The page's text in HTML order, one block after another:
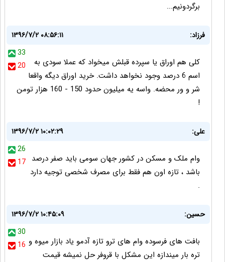
برگردونیم...
فرزاد:
۱۳۹۶/۷/۲ ۰۸:۵۶:۱۱
33
20
کلی هم اوراق یا سپرده قبلش میخواد که عملا سودی به
اسم 6 درصد وجود نخواهد داشت. خرید اوراق دیگه واقعا
شر و ور محضه. واسه یه میلیون حدود 150 - 160 هزار تومن
!
علی:
۱۳۹۶/۷/۲ ۱۰:۰۲:۲۹
26
17 وام ملک و مسکن در کشور جهان سومی باید صفر درصد
باشد ، تازه اون هم فقط برای مصرف شخصی توجیه دارد
.
حسین:
۱۳۹۶/۷/۲ ۱۰:۴۵:۰۹
30
16 بافت های فرسوده وام های ترو تازه آدمو یاد بازار میوه و
تره بار میندازه این مشکل با قروفر حل نمیشه قیمت